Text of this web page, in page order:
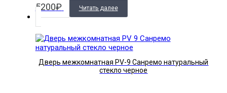
5200₽ Читать далее
Дверь межкомнатная PV-9 Санремо натуральный
стекло черное